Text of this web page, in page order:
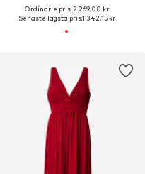
Ordinarie pris: 2 269,00 kr
Senaste lägsta pris:1 342,15 kr